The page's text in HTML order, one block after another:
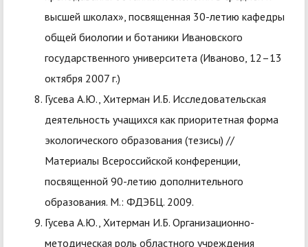
высшей школах», посвященная 30-летию кафедры
общей биологии и ботаники Ивановского
государственного университета (Иваново, 12–13
октября 2007 г.)
Гусева А.Ю., Хитерман И.Б. Исследовательская
деятельность учащихся как приоритетная форма
экологического образования (тезисы) //
Материалы Всероссийской конференции,
посвященной 90-летию дополнительного
образования. М.: ФДЭБЦ. 2009.
Гусева А.Ю., Хитерман И.Б. Организационно-
методическая роль областного учреждения